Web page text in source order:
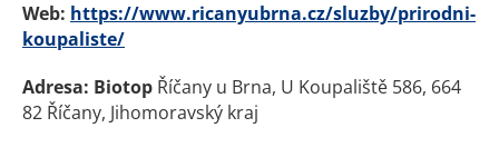
Web: https://www.ricanyubrna.cz/sluzby/prirodni-
koupaliste/
Adresa: Biotop Říčany u Brna, U Koupaliště 586, 664
82 Říčany, Jihomoravský kraj